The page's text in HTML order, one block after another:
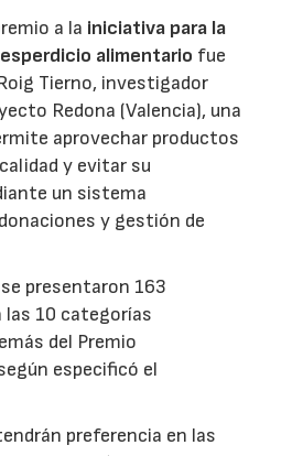
a la iniciativa para la
alimentario fue
Tierno, investigador
Redona (Valencia), una
aprovechar productos
y evitar su
un sistema
y gestión de
presentaron 163
las 10 categorías
del Premio
especificó el
preferencia en las